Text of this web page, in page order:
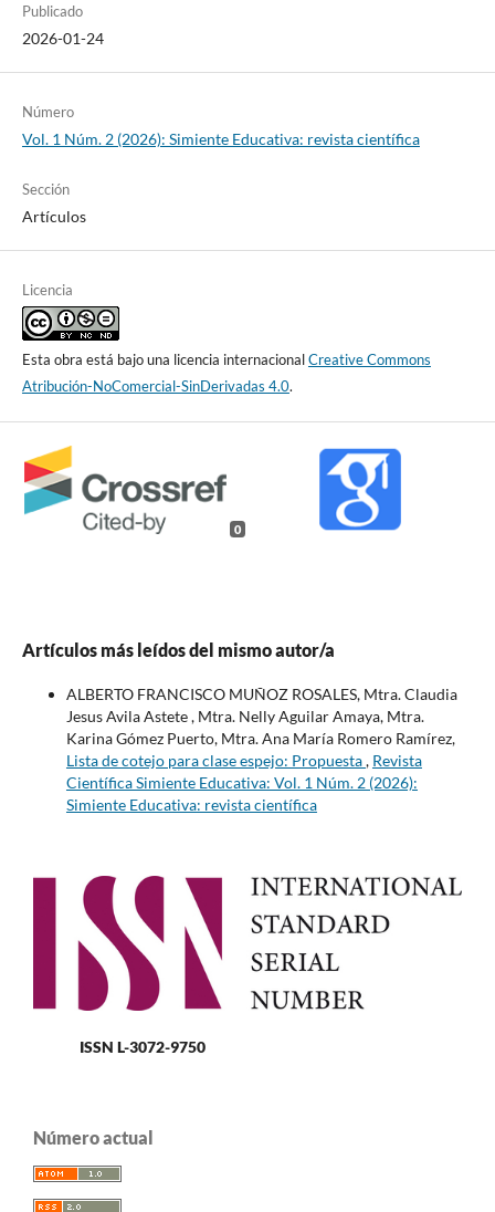
Publicado
2026-01-24
Número
Vol. 1 Núm. 2 (2026): Simiente Educativa: revista científica
Sección
Artículos
Licencia
Esta obra está bajo una licencia internacionalCreative Commons
Atribución-NoComercial-SinDerivadas 4.0.
0
Artículos más leídos del mismo autor/a
ALBERTO FRANCISCO MUÑOZ ROSALES, Mtra. Claudia
Jesus Avila Astete , Mtra. Nelly Aguilar Amaya, Mtra.
Karina Gómez Puerto, Mtra. Ana María Romero Ramírez,
Lista de cotejo para clase espejo: Propuesta, Revista
Científica Simiente Educativa: Vol. 1 Núm. 2 (2026):
Simiente Educativa: revista científica
ISSN L-3072-9750
Número actual